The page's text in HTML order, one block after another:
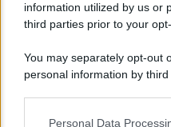
information utilized by us or
third parties prior to your
You may separately opt-out
personal information by
Personal Data
Agenzia EvolutionAdv